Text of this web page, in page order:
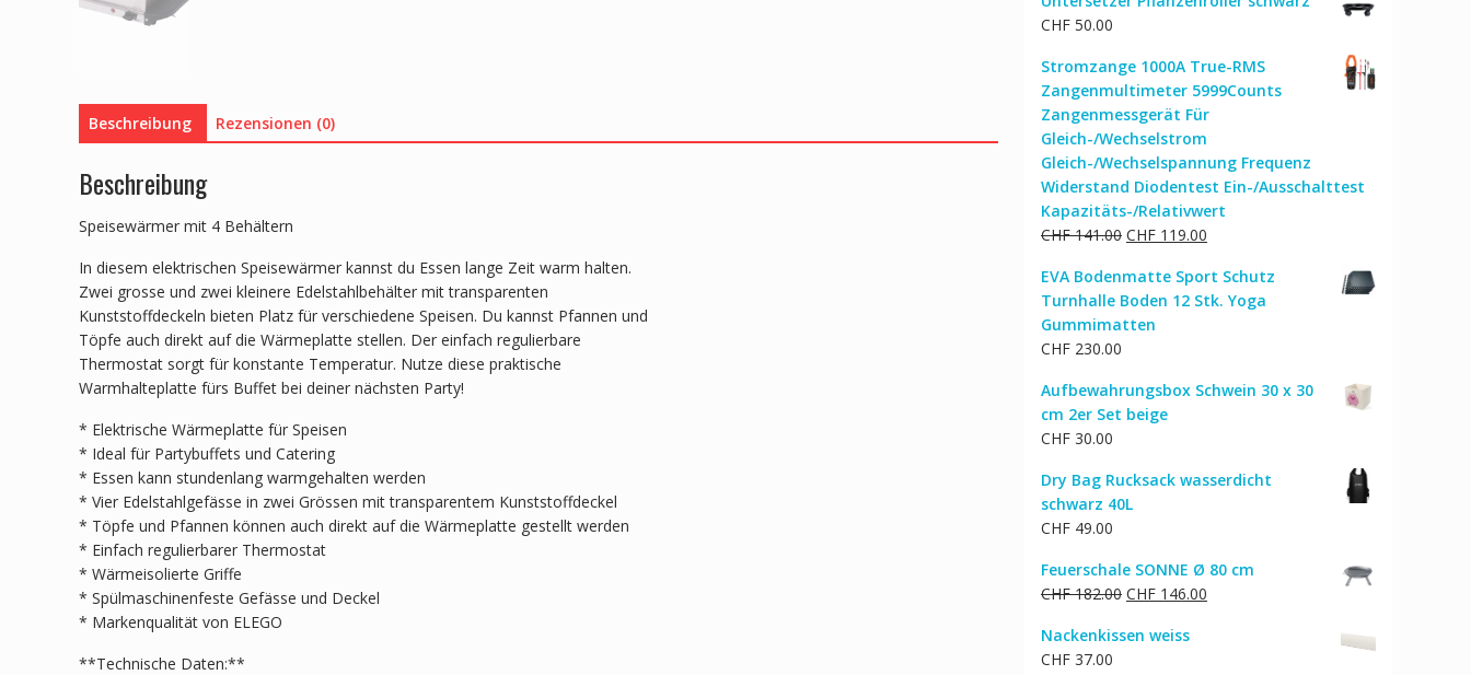
Beschreibung Rezensionen (0)
Beschreibung
Speisewärmer mit 4 Behältern
In diesem elektrischen Speisewärmer kannst du Essen lange Zeit warm halten.
Zwei grosse und zwei kleinere Edelstahlbehälter mit transparenten
Kunststoffdeckeln bieten Platz für verschiedene Speisen. Du kannst Pfannen und
Töpfe auch direkt auf die Wärmeplatte stellen. Der einfach regulierbare
Thermostat sorgt für konstante Temperatur. Nutze diese praktische
Warmhalteplatte fürs Buffet bei deiner nächsten Party!
* Elektrische Wärmeplatte für Speisen
* Ideal für Partybuffets und Catering
* Essen kann stundenlang warmgehalten werden
* Vier Edelstahlgefässe in zwei Grössen mit transparentem Kunststoffdeckel
* Töpfe und Pfannen können auch direkt auf die Wärmeplatte gestellt werden
* Einfach regulierbarer Thermostat
* Wärmeisolierte Griffe
* Spülmaschinenfeste Gefässe und Deckel
* Markenqualität von ELEGO
**Technische Daten:**
CHF 50.00
Stromzange 1000A True-RMS
Zangenmultimeter 5999Counts
Zangenmessgerät Für
Gleich-/Wechselstrom
Gleich-/Wechselspannung Frequenz
Widerstand Diodentest Ein-/Ausschalttest
Kapazitäts-/Relativwert
CHF141.00 Ursprünglicher
war:
CHF 141.00
CHF 119.00
ist:
CHF 119.00.
EVA Bodenmatte Sport Schutz
Turnhalle Boden 12 Stk. Yoga
Gummimatten
CHF 230.00
Aufbewahrungsbox Schwein 30 x 30
cm 2er Set beige
CHF 30.00
Dry Bag Rucksack wasserdicht
schwarz 40L
CHF 49.00
Feuerschale SONNE Ø 80 cm
CHF182.00 Ursprünglicher
war:
CHF 146.00
Nackenkissen weiss
CHF 37.00